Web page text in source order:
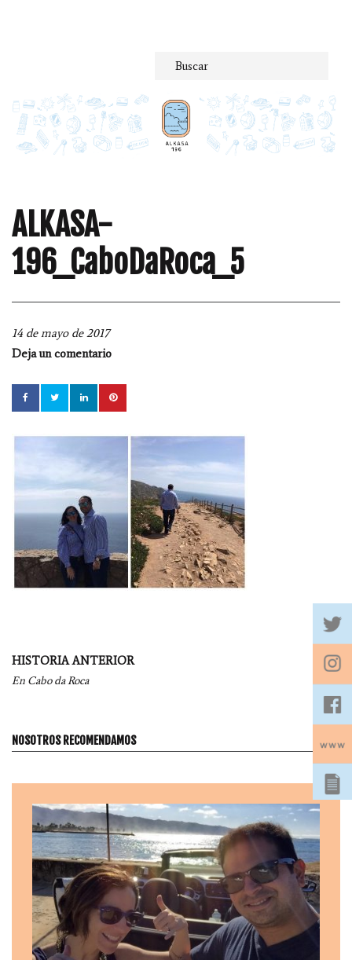
ALKASA-
196_CaboDaRoca_5
14 de mayo de 2017
Deja un comentario
Navegación
por
HISTORIA ANTERIOR
En Cabo da Roca
NOSOTROS RECOMENDAMOS